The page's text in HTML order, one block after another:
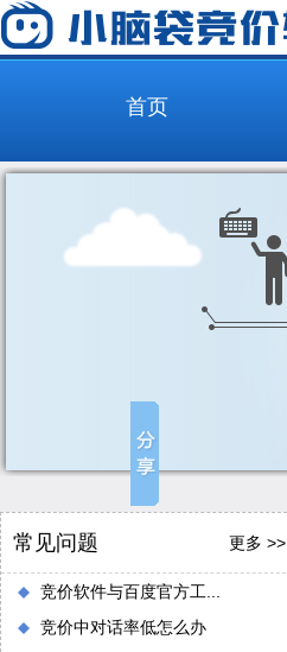
首页
常见问题 更多 >>
竞价软件与百度官方工...
竞价中对话率低怎么办